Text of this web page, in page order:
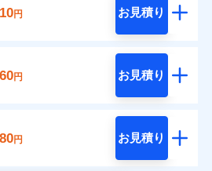
円 お見積り
円 お見積り
円 お見積り